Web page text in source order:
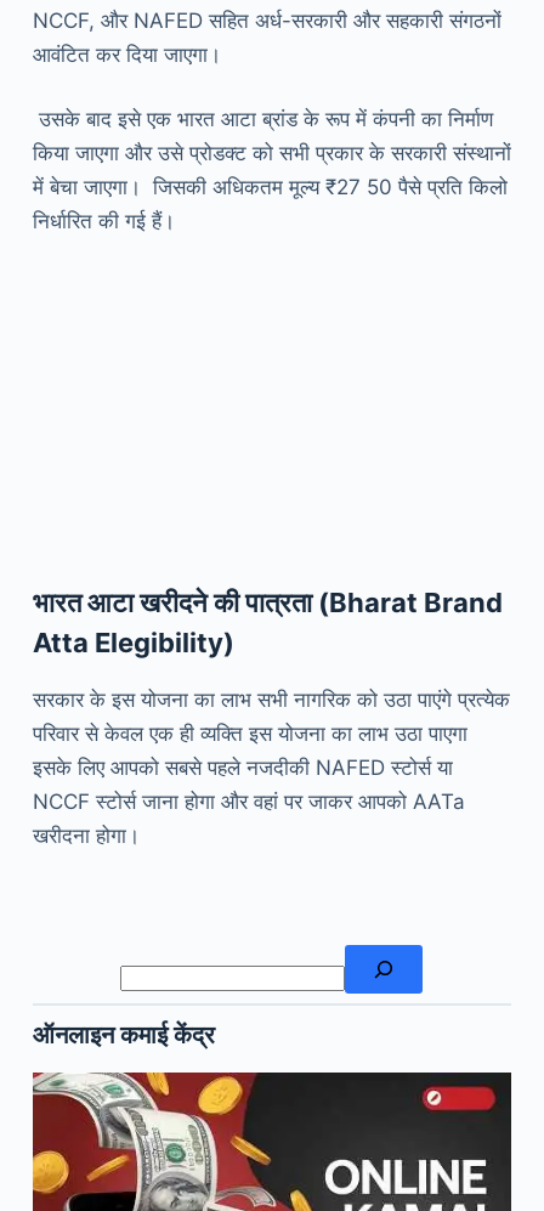
NCCF, और NAFED सहित अर्ध-सरकारी और सहकारी संगठनों
आवंटित कर दिया जाएगा।
उसके बाद इसे एक भारत आटा ब्रांड के रूप में कंपनी का निर्माण
किया जाएगा और उसे प्रोडक्ट को सभी प्रकार के सरकारी संस्थानों
में बेचा जाएगा। जिसकी अधिकतम मूल्य ₹27 50 पैसे प्रति किलो
निर्धारित की गई हैं।
भारत आटा खरीदने की पात्रता(Bharat Brand
Atta Elegibility)
सरकार के इस योजना का लाभ सभी नागरिक को उठा पाएंगे प्रत्येक
परिवार से केवल एक ही व्यक्ति इस योजना का लाभ उठा पाएगा
इसके लिए आपको सबसे पहले नजदीकी NAFED स्टोर्स या
NCCF स्टोर्स जाना होगा और वहां पर जाकर आपको AATa
खरीदना होगा।
ऑनलाइन कमाई केंद्र